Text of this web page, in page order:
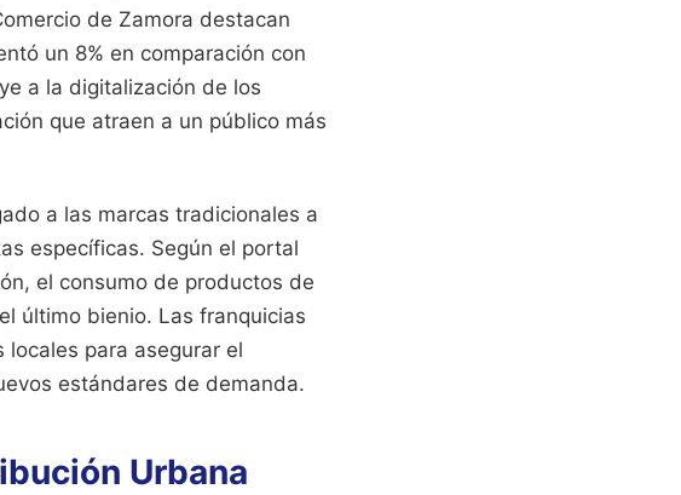
de Zamora destacan
un 8% en comparación con
a la digitalización de los
que atraen a un público más
a las marcas tradicionales a
específicas. Según el portal
el consumo de productos de
último bienio. Las franquicias
para asegurar el
estándares de demanda.
Urbana